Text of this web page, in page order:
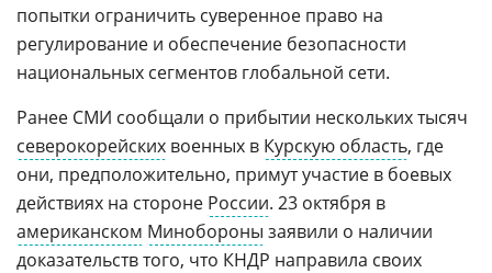
попытки ограничить суверенное право на
регулирование и обеспечение безопасности
национальных сегментов глобальной сети.
Ранее СМИ сообщали о прибытии нескольких тысяч
северокорейских военных в Курскую область, где
они, предположительно, примут участие в боевых
действиях на стороне России. 23 октября в
американском Минобороны заявили о наличии
доказательств того, что КНДР направила своих